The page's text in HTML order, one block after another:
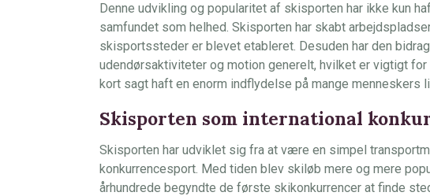
Denne udvikling og popularitet af skisporten har ikke kun
samfundet som helhed. Skisporten har skabt
skisportssteder er blevet etableret. Desuden har den
udendørsaktiviteter og motion generelt, hvilket er vigtigt
kort sagt haft en enorm indflydelse på mange menneskers
Skisporten som international
Skisporten har udviklet sig fra at være en simpel
konkurrencesport. Med tiden blev skiløb mere og mere
århundrede begyndte de første skikonkurrencer at finde